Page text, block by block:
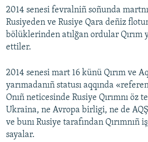
2014 senesi fevralniñ soñunda
Rusiyeden ve Rusiye Qara deñiz
bölüklerinden atılğan ordular Qırım
ettiler.
2014 senesi mart 16 künü Qırım ve
yarımadanıñ statusı aqqında
Onıñ neticesinde Rusiye Qırımnı öz
Ukraina, ne Avropa birligi, ne de
ve bunı Rusiye tarafından Qırımnıñ
sayalar.